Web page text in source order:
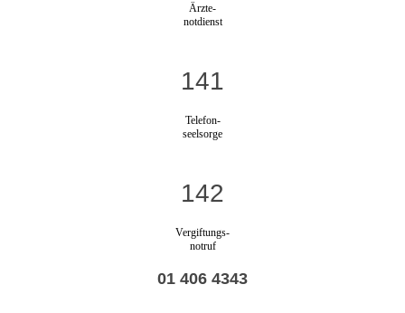
Ärzte-
notdienst
141
Telefon-
seelsorge
142
Vergiftungs-
notruf
01 406 4343